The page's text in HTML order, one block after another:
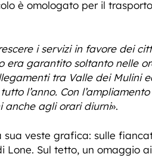
è omologato per il
i servizi in favore dei
era garantito soltanto nelle
tra Valle dei Mulini
l’anno. Con
anche agli orari diurni».
sua veste grafica: sulle
Lone. Sul tetto, un omaggio